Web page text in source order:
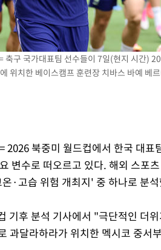
축구 국가대표팀 선수들이 7일(현지 시간)
위치한 베이스캠프 훈련장 치바스 바예 베
2026 북중미 월드컵에서 한국 대표
변수로 떠오르고 있다. 해외 스포
·고습 위험 개최지' 중 하나로 분
기후 분석 기사에서 "극단적인 더
과달라하라가 위치한 멕시코 중서